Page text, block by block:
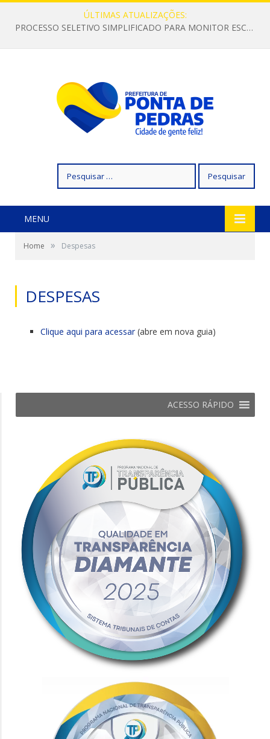
ÚLTIMAS ATUALIZAÇÕES:
PROCESSO SELETIVO SIMPLIFICADO PARA MONITOR ESCOLAR
por:
MENU
Home » Despesas
DESPESAS
Clique aqui para acessar(abre em nova guia)
ACESSO RÁPIDO